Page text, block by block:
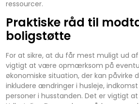
ressourcer.
Praktiske råd til
boligstøtte
For at sikre, at du får mest muligt ud
vigtigt at være opmærksom på
økonomiske situation, der kan påvirke
inkludere ændringer i husleje,
personer i husstanden. Det er vigtigt